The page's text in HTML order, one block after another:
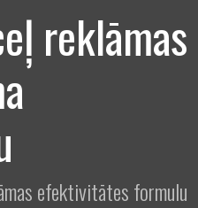
reklāmas
efektivitātes formulu